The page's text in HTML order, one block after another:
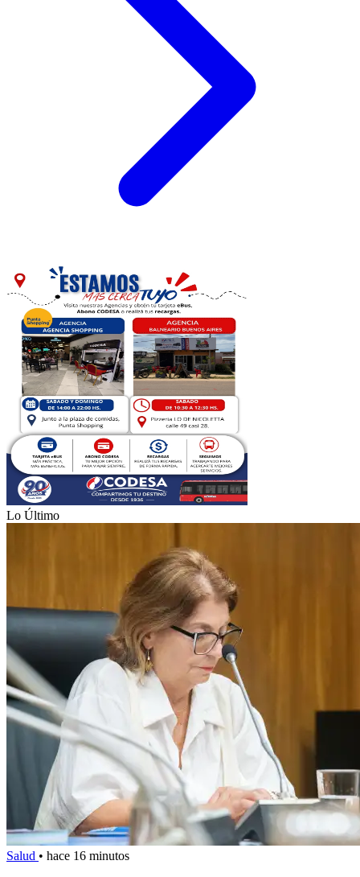
Lo Último
Salud • hace 16 minutos